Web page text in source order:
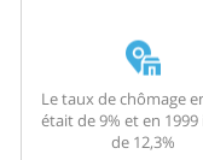
Le taux de chômage
était de 9% et en
de 12,3%